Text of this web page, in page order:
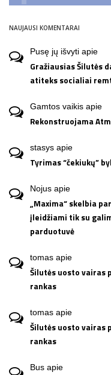
NAUJAUSI KOMENTARAI
Pusę jų išvyti apie
Gražiausias Šilutės
atiteks socialiai
Gamtos vaikis apie
Rekonstruojama
stasys apie
Tyrimas “čekiukų”
Nojus apie
„Maxima“ skelbia
įleidžiami tik su
parduotuvė
tomas apie
Šilutės uosto vairas
rankas
tomas apie
Šilutės uosto vairas
rankas
Bus apie